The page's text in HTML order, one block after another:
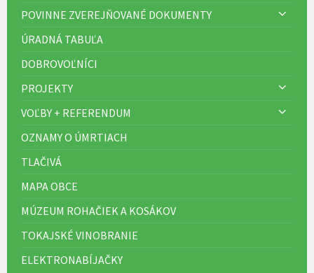
POVINNE ZVEREJŇOVANÉ DOKUMENTY
ÚRADNÁ TABUĽA
DOBROVOĽNÍCI
PROJEKTY
VOĽBY + REFERENDUM
OZNAMY O ÚMRTIACH
TLAČIVÁ
MAPA OBCE
MÚZEUM ROHAČIEK A KOSÁKOV
TOKAJSKÉ VINOBRANIE
ELEKTRONABÍJAČKY